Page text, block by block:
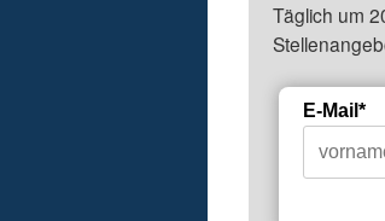
Täglich um
E-Mail*